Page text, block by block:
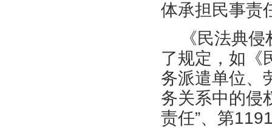
体承担民事责
《民法典
了规定，如《
务派遣单位、
务关系中的侵
责任”、第